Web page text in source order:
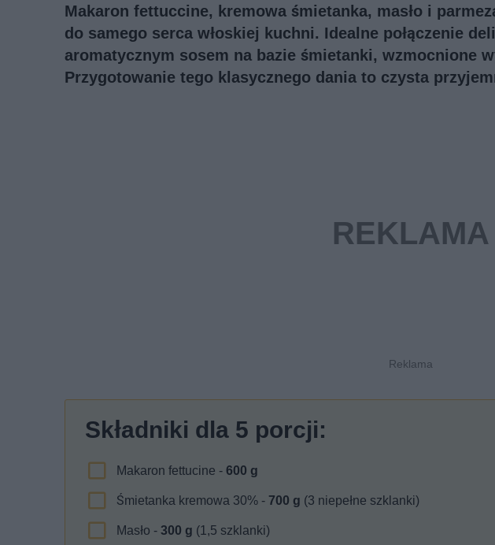
Makaron fettuccine, kremowa śmietanka, masło i
do samego serca włoskiej kuchni. Idealne połączenie
aromatycznym sosem na bazie śmietanki, wzmocnione
Przygotowanie tego klasycznego dania to czysta
Składniki dla 5 porcji:
Makaron fettucine - 600 g
Śmietanka kremowa 30% - 700 g (3 niepełne szklanki)
Masło - 300 g (1,5 szklanki)